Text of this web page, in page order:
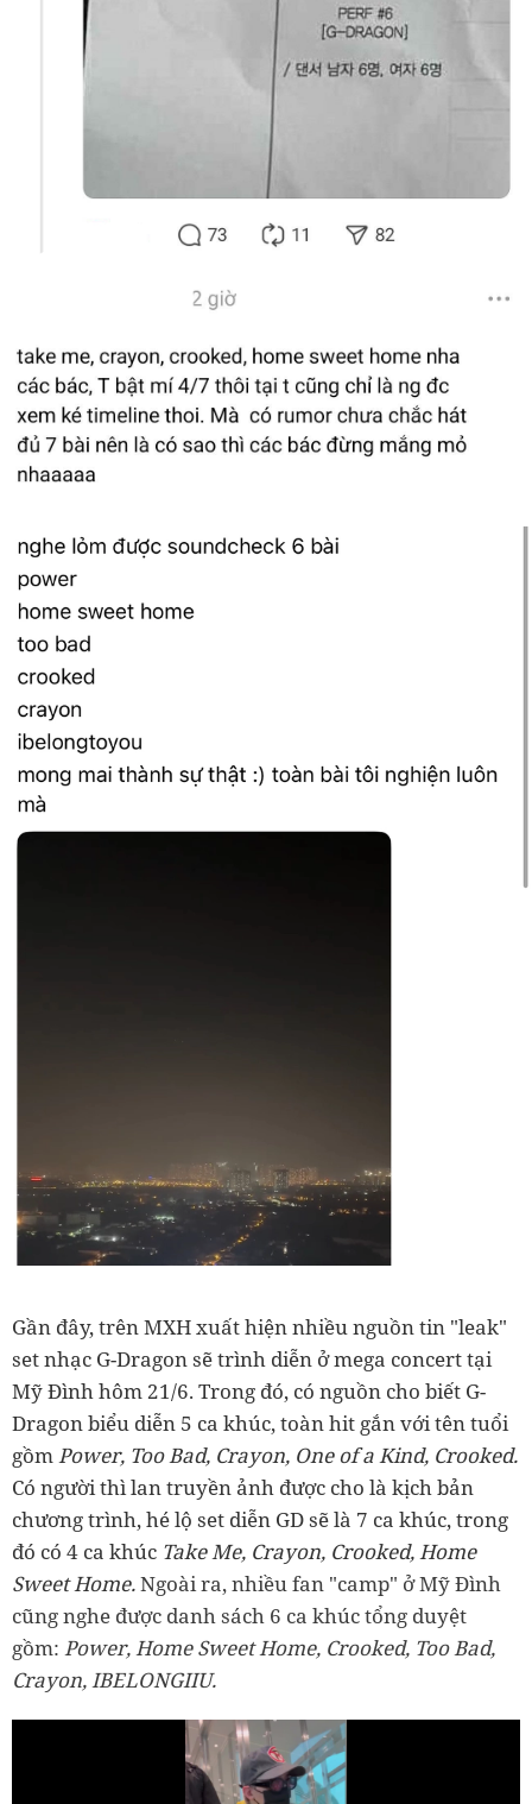
Gần đây, trên MXH xuất hiện nhiều nguồn tin "leak"
set nhạc G-Dragon sẽ trình diễn ở mega concert tại
Mỹ Đình hôm 21/6. Trong đó, có nguồn cho biết G-
Dragon biểu diễn 5 ca khúc, toàn hit gắn với tên tuổi
gồmPower, Too Bad, Crayon, One of a Kind, Crooked.
Có người thì lan truyền ảnh được cho là kịch bản
chương trình, hé lộ set diễn GD sẽ là 7 ca khúc, trong
đó có 4 ca khúc Take Me, Crayon, Crooked, Home
Sweet Home.Ngoài ra, nhiều fan "camp" ở Mỹ Đình
cũng nghe được danh sách 6 ca khúc tổng duyệt
gồm: Power, Home Sweet Home, Crooked, Too Bad,
Crayon, IBELONGIIU.